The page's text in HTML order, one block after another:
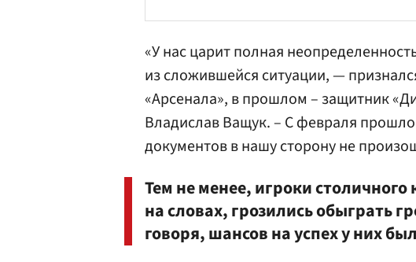
«У нас царит полная
из сложившейся ситуации, —
«Арсенала», в прошлом – защитник
Владислав Ващук. – С февраля
документов в нашу сторону не
Тем не менее, игроки
на словах, грозились обыграть
говоря, шансов на успех у них